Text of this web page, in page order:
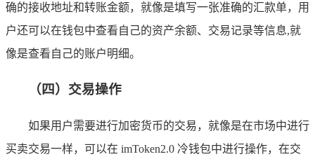
确的接收地址和转账金额，就像是填写一张准确的汇款单，用
户还可以在钱包中查看自己的资产余额、交易记录等信息,就
像是查看自己的账户明细。
（四）交易操作
如果用户需要进行加密货币的交易，就像是在市场中进行
买卖交易一样，可以在 imToken2.0 冷钱包中进行操作，在交